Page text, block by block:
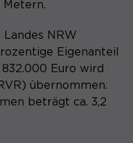
NRW
Eigenanteil
Euro wird
übernommen.
beträgt ca. 3,2